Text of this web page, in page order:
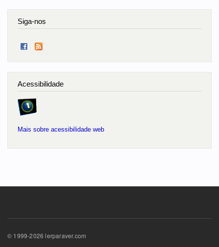
Siga-nos
Acessibilidade
Mais sobre acessibilidade web
© 1999-2026 lerparaver.com